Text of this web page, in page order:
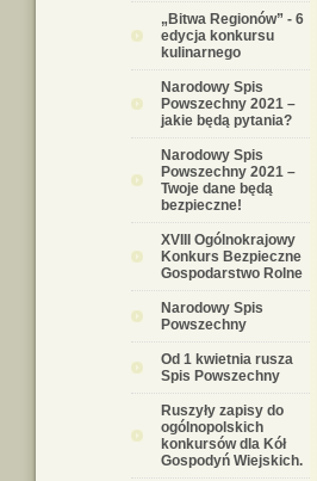
„Bitwa Regionów” - 6
edycja konkursu
kulinarnego
Narodowy Spis
Powszechny 2021 –
jakie będą pytania?
Narodowy Spis
Powszechny 2021 –
Twoje dane będą
bezpieczne!
XVIII Ogólnokrajowy
Konkurs Bezpieczne
Gospodarstwo Rolne
Narodowy Spis
Powszechny
Od 1 kwietnia rusza
Spis Powszechny
Ruszyły zapisy do
ogólnopolskich
konkursów dla Kół
Gospodyń Wiejskich.